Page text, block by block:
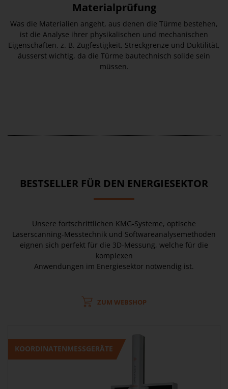
Materialprüfung
Was die Materialien angeht, aus denen die Türme bestehen,
ist die Analyse ihrer physikalischen und mechanischen
Eigenschaften, z. B. Zugfestigkeit, Streckgrenze und Duktilität,
äusserst wichtig, da die Türme bautechnisch solide sein
müssen.
BESTSELLER FÜR DEN ENERGIESEKTOR
Unsere fortschrittlichen KMG-Systeme, optische
Laserscanning-Messtechnik und Softwareanalysemethoden
eignen sich perfekt für die 3D-Messung, welche für die
komplexen
Anwendungen im Energiesektor notwendig ist.
ZUM WEBSHOP
KOORDINATENMESSGERÄTE